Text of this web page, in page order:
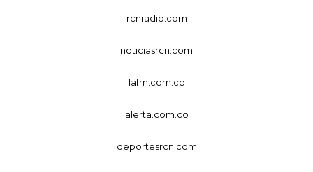
rcnradio.com
noticiasrcn.com
lafm.com.co
alerta.com.co
deportesrcn.com